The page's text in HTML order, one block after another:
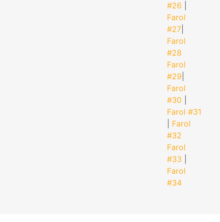
#26
Farol
#27
Farol
#28
Farol
#29
Farol
#30
Farol #31
Farol
#32
Farol
#33
Farol
#34